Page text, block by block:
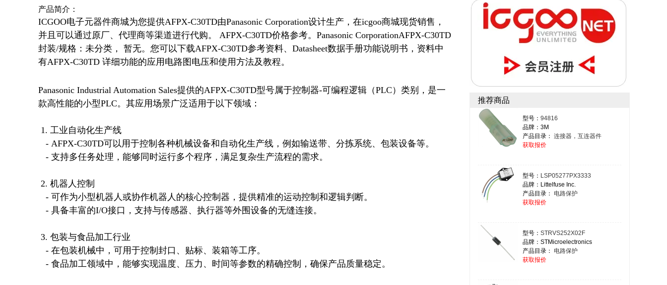
产品简介：
ICGOO电子元器件商城为您提供AFPX-C30TD由Panasonic Corporation设计生产，在icgoo商城现货销售，
并且可以通过原厂、代理商等渠道进行代购。 AFPX-C30TD价格参考。Panasonic CorporationAFPX-C30TD
封装/规格：未分类， 暂无。您可以下载AFPX-C30TD参考资料、Datasheet数据手册功能说明书，资料中
有AFPX-C30TD 详细功能的应用电路图电压和使用方法及教程。
Panasonic Industrial Automation Sales提供的AFPX-C30TD型号属于控制器-可编程逻辑（PLC）类别，是一
款高性能的小型PLC。其应用场景广泛适用于以下领域：
推荐商品
型号： 94816
品牌：3M
产品目录： 连接器，互连器件
获取报价
型号： LSP05277PX3333
品牌：Littelfuse Inc.
产品目录： 电路保护
获取报价
型号： STRVS252X02F
品牌：STMicroelectronics
产品目录： 电路保护
获取报价